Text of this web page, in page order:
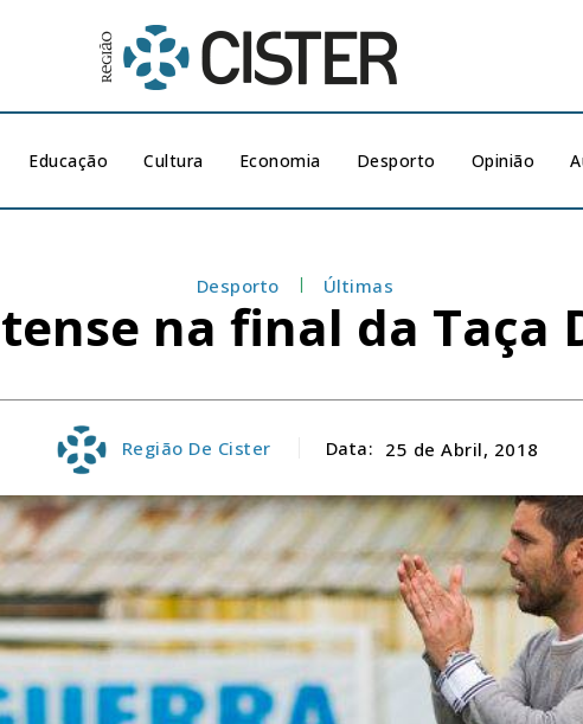
Educação Cultura Economia Desporto Opinião
Desporto Últimas
na final da Taça
Região De Cister Data: 25 de Abril, 2018